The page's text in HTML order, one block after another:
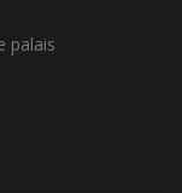
palais